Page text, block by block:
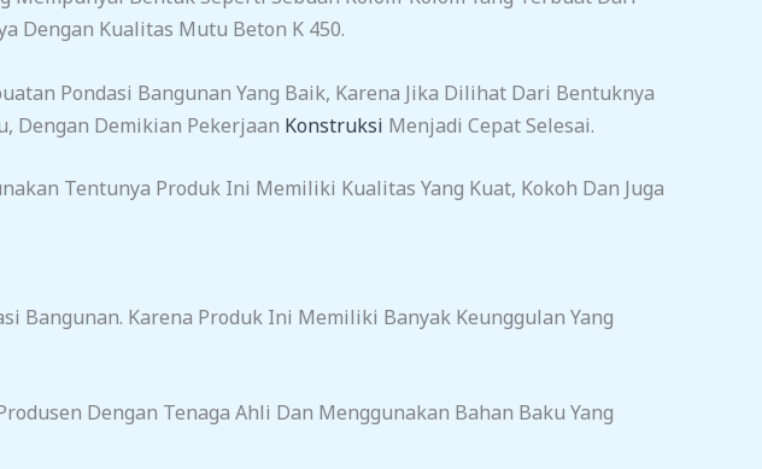
Dengan Kualitas Mutu Beton K 450.
Pondasi Bangunan Yang Baik, Karena Jika Dilihat Dari Bentuknya
Dengan Demikian Pekerjaan Konstruksi Menjadi Cepat Selesai.
Tentunya Produk Ini Memiliki Kualitas Yang Kuat, Kokoh Dan Juga
Bangunan. Karena Produk Ini Memiliki Banyak Keunggulan Yang
Dengan Tenaga Ahli Dan Menggunakan Bahan Baku Yang